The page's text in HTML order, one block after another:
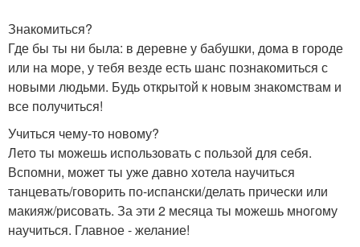
Знакомиться?
Где бы ты ни была: в деревне у бабушки, дома в городе
или на море, у тебя везде есть шанс познакомиться с
новыми людьми. Будь открытой к новым знакомствам и
все получиться!
Учиться чему-то новому?
Лето ты можешь использовать с пользой для себя.
Вспомни, может ты уже давно хотела научиться
танцевать/говорить по-испански/делать прически или
макияж/рисовать. За эти 2 месяца ты можешь многому
научиться. Главное - желание!